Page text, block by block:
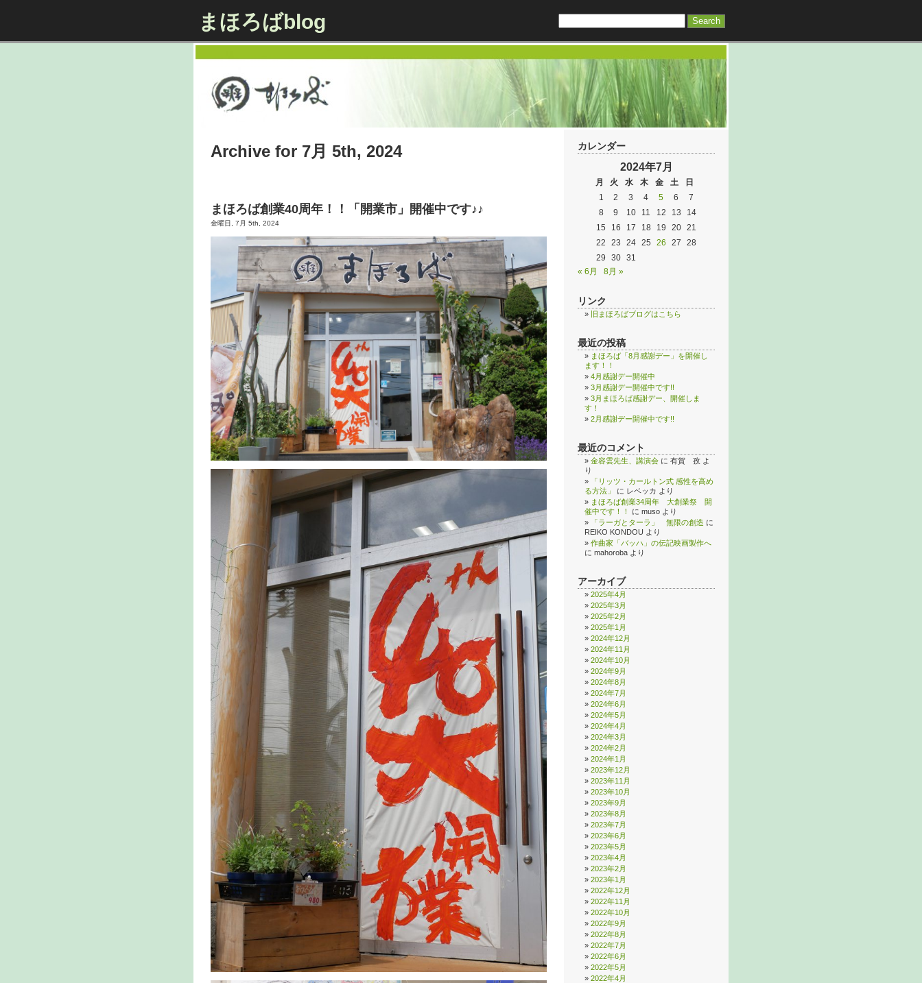
まほろばblog
Archive for 7月 5th, 2024
まほろば創業40周年！！「開業市」開催中です♪♪
金曜日, 7月 5th, 2024
カレンダー
2024年7月
月 火 水 木 金 土
日
1
2 3 4 5 6
7
8
9 10 11 12 13
14
15
16 17 18 19 20
21
22
23 24 25 26 27
28
29
30
31
« 6月
8月 »
リンク
旧まほろばブログはこちら
最近の投稿
まほろば「8月感謝デー」を開催し
ます！！
4月感謝デー開催中
3月感謝デー開催中です!!
3月まほろば感謝デー、開催しま
す！
2月感謝デー開催中です!!
最近のコメント
金容雲先生、講演会 に 有賀 孜 よ
り
「リッツ・カールトン式 感性を高め
る方法」
に レベッカ より
まほろば創業34周年 大創業祭 開
催中です！！
に muso より
「ラーガとターラ」 無限の創造 に
REIKO KONDOU より
作曲家「バッハ」の伝記映画製作へ
に mahoroba より
アーカイブ
2025年4月
2025年3月
2025年2月
2025年1月
2024年12月
2024年11月
2024年10月
2024年9月
2024年8月
2024年7月
2024年6月
2024年5月
2024年4月
2024年3月
2024年2月
2024年1月
2023年12月
2023年11月
2023年10月
2023年9月
2023年8月
2023年7月
2023年6月
2023年5月
2023年4月
2023年2月
2023年1月
2022年12月
2022年11月
2022年10月
2022年9月
2022年8月
2022年7月
2022年6月
2022年5月
2022年4月